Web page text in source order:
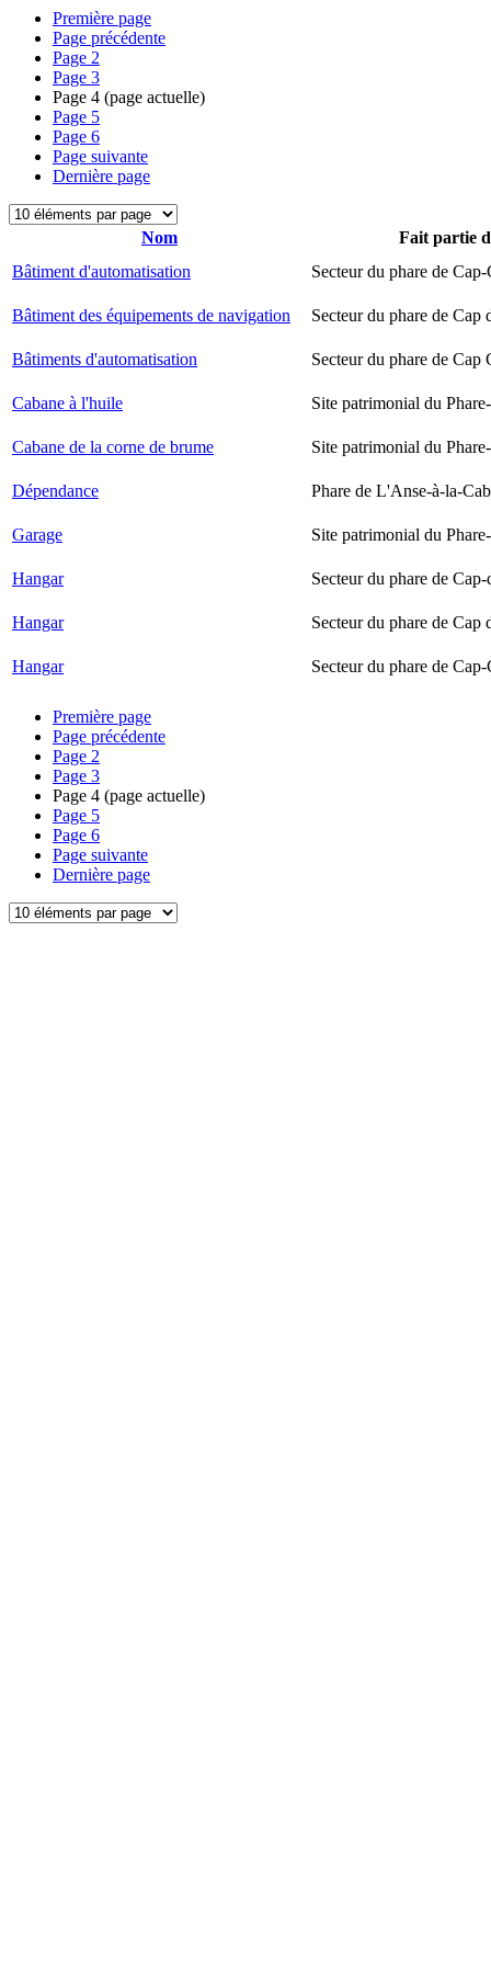
Première page
Page précédente
Page 2
Page 3
Page 4 (page actuelle)
Page 5
Page 6
Page suivante
Dernière page
Nom
Fait partie
Bâtiment d'automatisation
Secteur du phare de Cap-
Bâtiment des équipements de navigation Secteur du phare de Cap
Bâtiments d'automatisation Secteur du phare de Cap
Cabane à l'huile Site patrimonial du
Cabane de la corne de brume Site patrimonial du
Dépendance Phare de L'Anse-à-la-
Garage Site patrimonial du
Hangar Secteur du phare de Cap-
Hangar Secteur du phare de Cap
Hangar Secteur du phare de Cap-
Première page
Page précédente
Page 2
Page 3
Page 4 (page actuelle)
Page 5
Page 6
Page suivante
Dernière page